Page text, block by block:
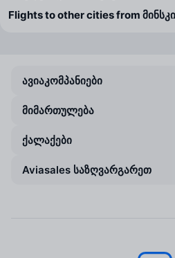
Flights to other cities from მინსკი
ავიაკომპანიები
მიმართულება
ქალაქები
Aviasales საზღვარგარეთ